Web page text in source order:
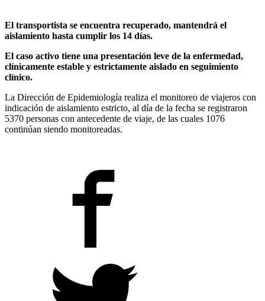
El transportista se encuentra recuperado, mantendrá el
aislamiento hasta cumplir los 14 días.
El caso activo tiene una presentación leve de la enfermedad,
clínicamente estable y estrictamente aislado en seguimiento
clínico.
La Dirección de Epidemiología realiza el monitoreo de viajeros con
indicación de aislamiento estricto, al día de la fecha se registraron
5370 personas con antecedente de viaje, de las cuales 1076
continúan siendo monitoreadas.